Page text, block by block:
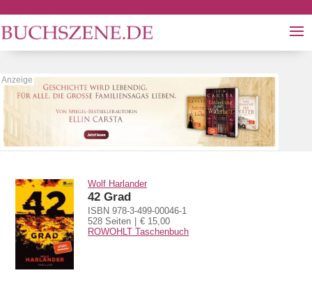
Wolf Harlander
42 Grad
ISBN 978-3-499-00046-1
528 Seiten
€ 15,00
ROWOHLT Taschenbuch